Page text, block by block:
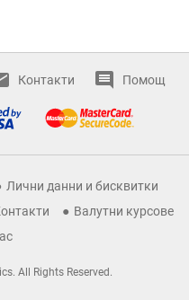
Контакти Помощ
Лични данни и бисквитки
Валутни курсове
All Rights Reserved.